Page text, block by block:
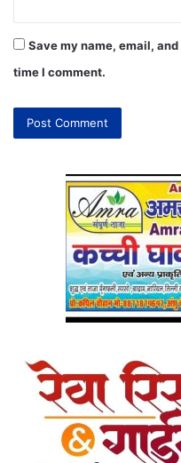
Save my name, email,
time I comment.